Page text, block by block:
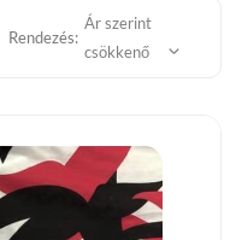
Rendezés:
Ár szerint
csökkenő